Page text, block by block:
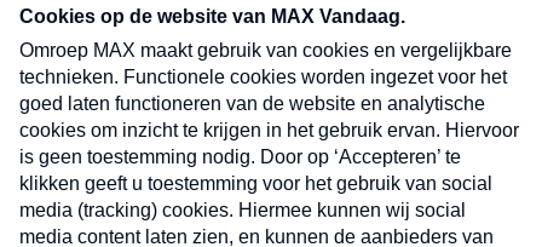
nieuwsbrief. Elke vrijdag- en dinsdagochtend in
uw mailbox.
Verzend